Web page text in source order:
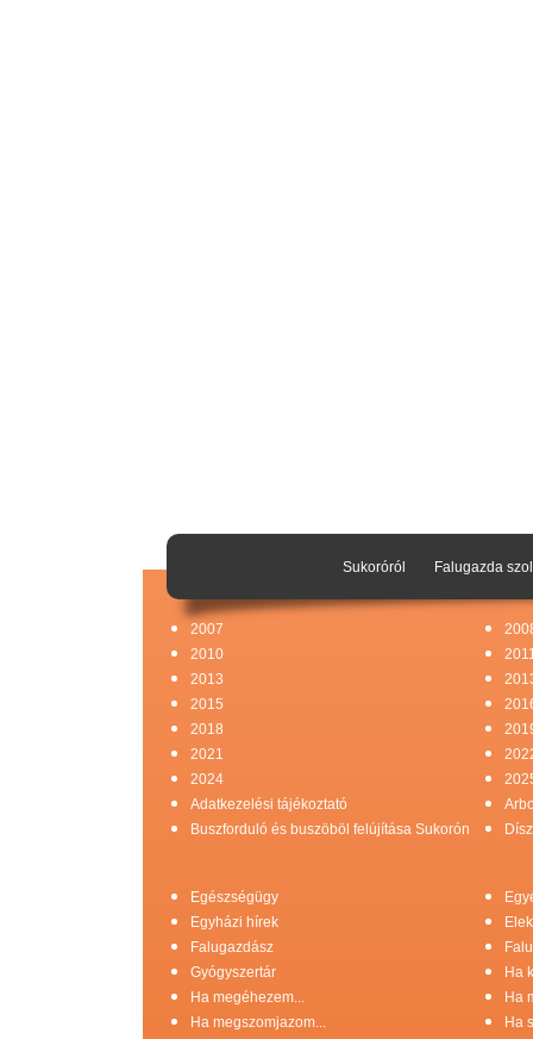
2007
2010
2013
2015
2018
2021
2024
Adatkezelési tájékoztató
Buszforduló és buszöböl felújítása Sukorón
Egészségügy
Egyházi hírek
Falugazdász
Gyógyszertár
Ha
Ha megéhezem...
Ha
Ha megszomjazom...
Ha
Sukoróról Falugazda